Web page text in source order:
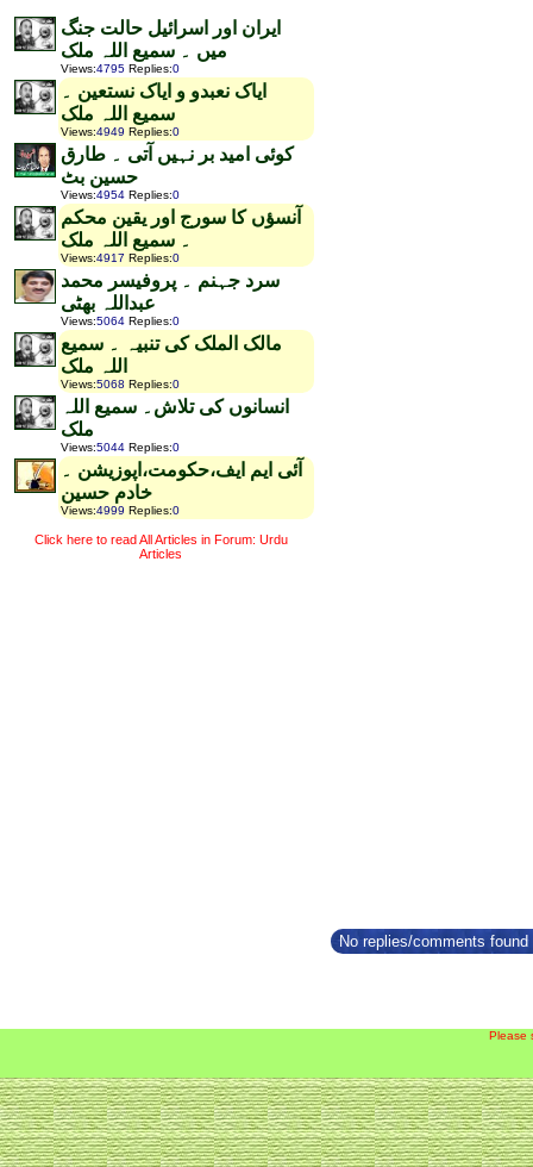
ایران اور اسرائیل حالت جنگ
میں ۔ سمیع اللہ ملک
Views:4795 Replies:0
ایاک نعبدو و ایاک نستعین ۔
سمیع اللہ ملک
Views:4949 Replies:0
کوئی امید بر نہیں آتی ۔ طارق
حسین بٹ
Views:4954 Replies:0
آنسؤں کا سورج اور یقین محکم
۔ سمیع اللہ ملک
Views:4917 Replies:0
سرد جہنم ۔ پروفیسر محمد
عبداللہ بھٹی
Views:5064 Replies:0
مالک الملک کی تنبیہ ۔ سمیع
اللہ ملک
Views:5068 Replies:0
انسانوں کی تلاش۔ سمیع اللہ
ملک
Views:5044 Replies:0
آئی ایم ایف،حکومت،اپوزیشن ۔
خادم حسین
Views:4999 Replies:0
Click here to read All Articles in Forum: Urdu
Articles
No replies/comments
Please